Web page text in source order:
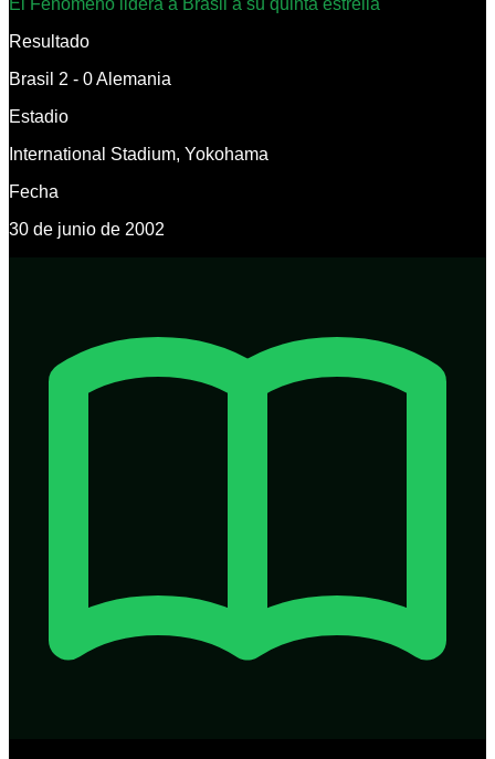
Resultado
Brasil 2 - 0 Alemania
Estadio
International Stadium, Yokohama
Fecha
30 de junio de 2002